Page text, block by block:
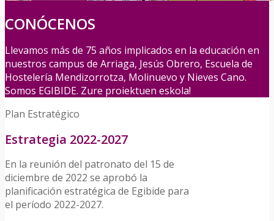
CONÓCENOS
Llevamos más de 75 años implicados en la educación en
nuestros campus de Arriaga, Jesús Obrero, Escuela de
Hostelería Mendizorrotza, Molinuevo y Nieves Cano.
Somos EGIBIDE. Zure proiektuen eskola!
Plan Estratégico
Estrategia 2022-2027
En la reunión del patronato del 15 de
diciembre de 2022 se aprobó la
planificación estratégica de Egibide para
el período 2022-2027.